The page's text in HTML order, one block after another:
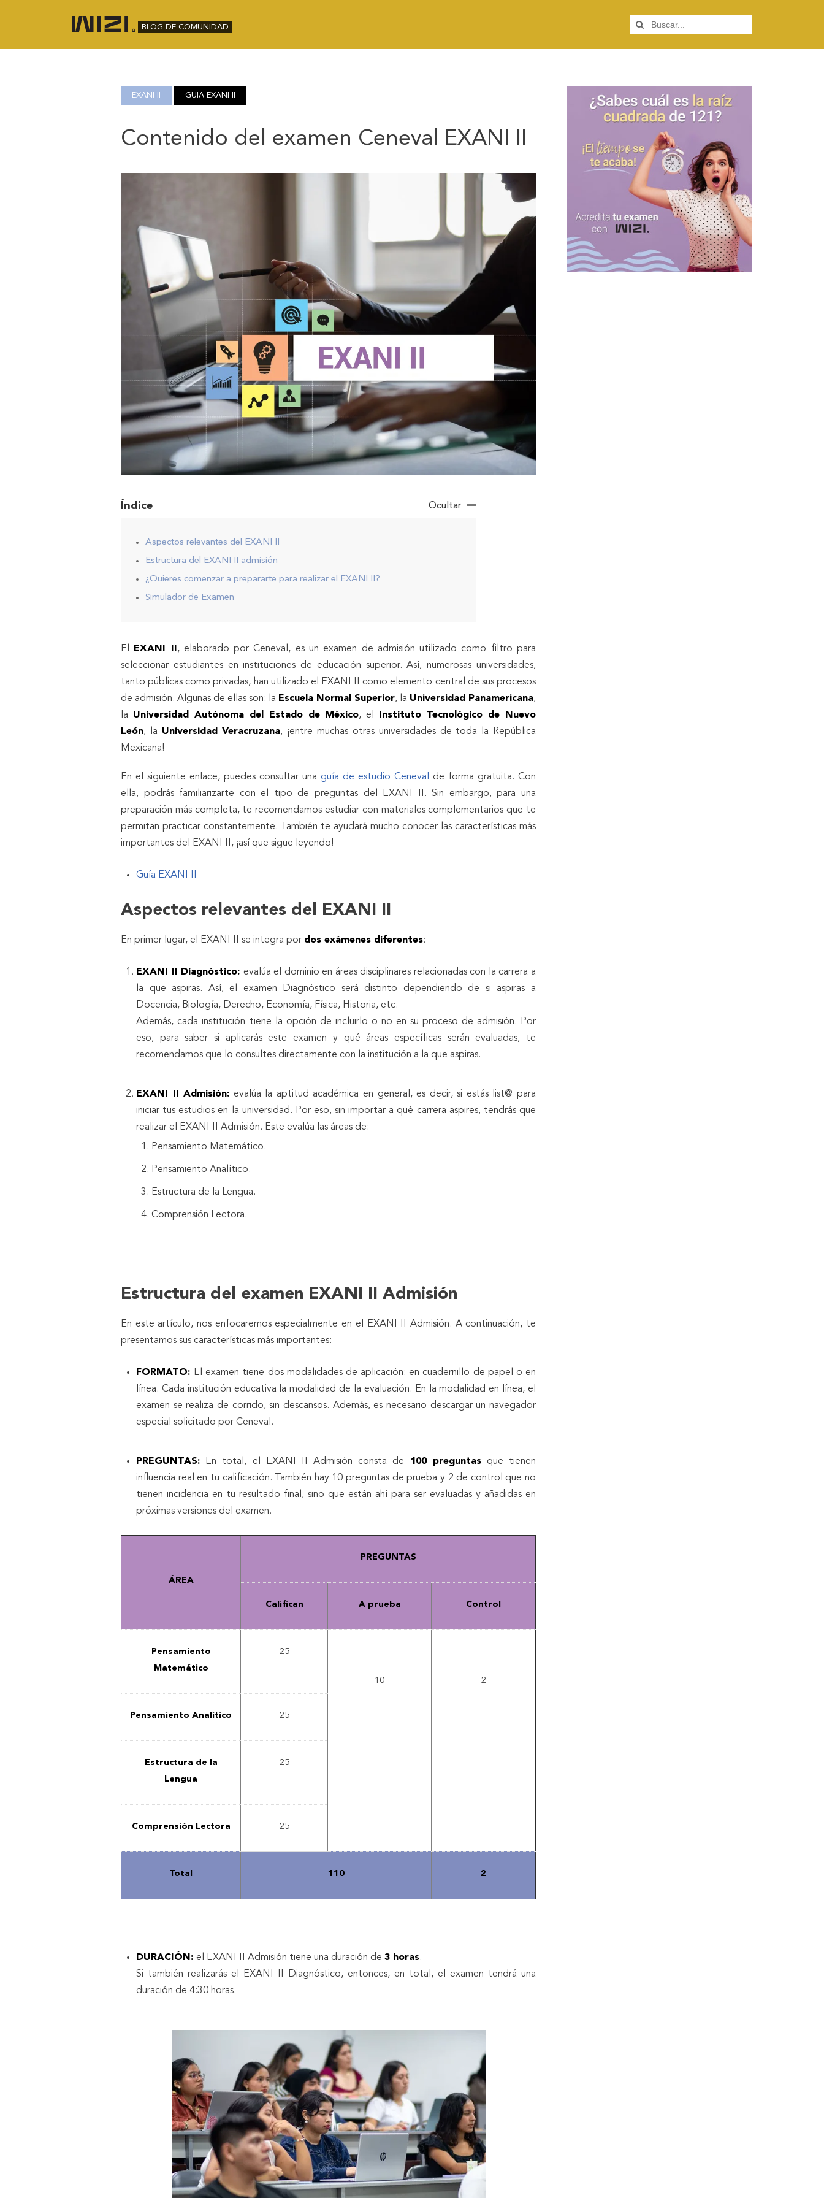
BLOG DE COMUNIDAD
EXANI II GUIA EXANI II
Contenido del examen Ceneval EXANI II
Índice Ocultar
Aspectos relevantes del EXANI II
Estructura del EXANI II admisión
¿Quieres comenzar a prepararte para realizar el EXANI II?
Simulador de Examen
El EXANI II, elaborado por Ceneval, es un examen de admisión utilizado como filtro para
seleccionar estudiantes en instituciones de educación superior. Así, numerosas universidades,
tanto públicas como privadas, han utilizado el EXANI II como elemento central de sus procesos
de admisión. Algunas de ellas son: la Escuela Normal Superior, la Universidad Panamericana,
la Universidad Autónoma del Estado de México, el Instituto Tecnológico de Nuevo
León, la Universidad Veracruzana, ¡entre muchas otras universidades de toda la República
Mexicana!
En el siguiente enlace, puedes consultar una guía de estudio Ceneval de forma gratuita. Con
ella, podrás familiarizarte con el tipo de preguntas del EXANI II. Sin embargo, para una
preparación más completa, te recomendamos estudiar con materiales complementarios que te
permitan practicar constantemente. También te ayudará mucho conocer las características más
importantes del EXANI II, ¡así que sigue leyendo!
Guía EXANI II
Aspectos relevantes del EXANI II
En primer lugar, el EXANI II se integra por dos exámenes diferentes:
EXANI II Diagnóstico: evalúa el dominio en áreas disciplinares relacionadas con la carrera a
la que aspiras. Así, el examen Diagnóstico será distinto dependiendo de si aspiras a
Docencia, Biología, Derecho, Economía, Física, Historia, etc.
Además, cada institución tiene la opción de incluirlo o no en su proceso de admisión. Por
eso, para saber si aplicarás este examen y qué áreas específicas serán evaluadas, te
recomendamos que lo consultes directamente con la institución a la que aspiras.
EXANI II Admisión: evalúa la aptitud académica en general, es decir, si estás list@ para
iniciar tus estudios en la universidad. Por eso, sin importar a qué carrera aspires, tendrás que
realizar el EXANI II Admisión. Este evalúa las áreas de:
Pensamiento Matemático.
Pensamiento Analítico.
Estructura de la Lengua.
Comprensión Lectora.
Estructura del examen EXANI II Admisión
En este artículo, nos enfocaremos especialmente en el EXANI II Admisión. A continuación, te
presentamos sus características más importantes:
FORMATO: El examen tiene dos modalidades de aplicación: en cuadernillo de papel o en
línea. Cada institución educativa la modalidad de la evaluación. En la modalidad en línea, el
examen se realiza de corrido, sin descansos. Además, es necesario descargar un navegador
especial solicitado por Ceneval.
PREGUNTAS: En total, el EXANI II Admisión consta de 100 preguntasque tienen
influencia real en tu calificación. También hay 10 preguntas de prueba y 2 de control que no
tienen incidencia en tu resultado final, sino que están ahí para ser evaluadas y añadidas en
próximas versiones del examen.
ÁREA
PREGUNTAS
Califican A prueba Control
Pensamiento
Matemático
25
10 2
Pensamiento Analítico 25
Estructura de la
Lengua
25
Comprensión Lectora 25
Total 110 2
DURACIÓN: el EXANI II Admisión tiene una duración de 3 horas.
Si también realizarás el EXANI II Diagnóstico, entonces, en total, el examen tendrá una
duración de 4:30 horas.